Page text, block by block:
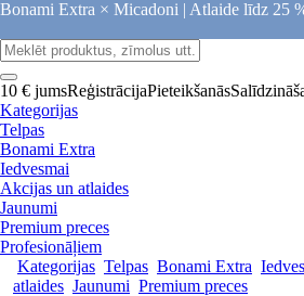
Bonami Extra × Micadoni | Atlaide līdz 25
10 € jumsReģistrācijaPieteikšanās
Kategorijas
Telpas
Bonami Extra
Iedvesmai
Akcijas un atlaides
Jaunumi
Premium preces
Profesionāļiem
Kategorijas Telpas Bonami Extra
atlaides Jaunumi Premium preces